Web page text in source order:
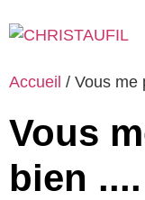
Accueil / Vous me
Vous
bien ....